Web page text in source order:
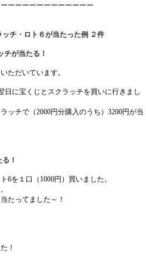
ーーーーーーーーーーーー
・ロト６が当たった例 ２件
チが当たる！
ただいています。
に宝くじとスクラッチを買いに行きまし
ッチで（2000円分購入のうち）3200円が当
！
を１口（1000円）買いました。
たってました～！
！